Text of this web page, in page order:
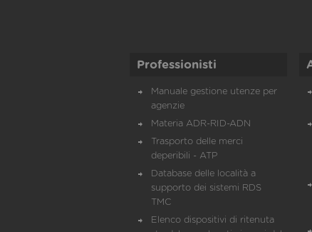
Professionisti
Manuale gestione utenze per
agenzie
Materia ADR-RID-ADN
Trasporto delle merci
deperibili - ATP
Database delle località a
supporto dei sistemi RDS
TMC
Elenco dispositivi di ritenuta